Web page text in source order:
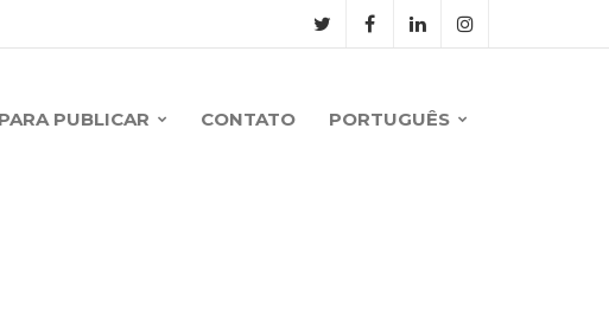
PARA PUBLICAR CONTATO PORTUGUÊS